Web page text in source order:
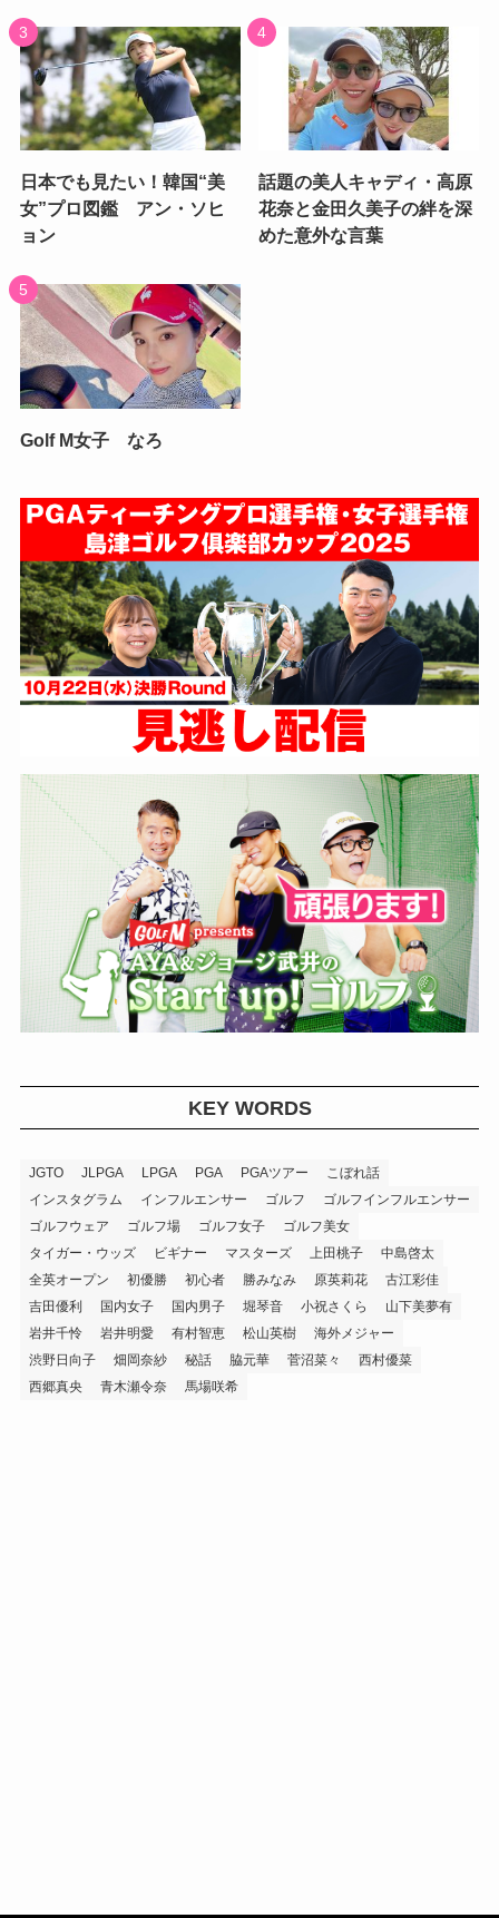
日本でも見たい！韓国“美
女”プロ図鑑 アン・ソヒ
ョン
話題の美人キャディ・高原
花奈と金田久美子の絆を深
めた意外な言葉
Golf M女子 なろ
KEY WORDS
JGTO JLPGA LPGA PGA PGAツアー
こぼれ話
インスタグラム
インフルエンサー ゴルフ
ゴルフインフルエンサー
ゴルフウェア
ゴルフ場 ゴルフ女子
ゴルフ美女
タイガー・ウッズ
ビギナー マスターズ 上田桃子
中島啓太
全英オープン
初優勝 初心者 勝みなみ 原英莉花
古江彩佳
吉田優利
国内女子 国内男子 堀琴音 小祝さくら
山下美夢有
岩井千怜
岩井明愛 有村智恵 松山英樹
海外メジャー
渋野日向子
畑岡奈紗 秘話 脇元華 菅沼菜々
西村優菜
西郷真央
青木瀬令奈 馬場咲希